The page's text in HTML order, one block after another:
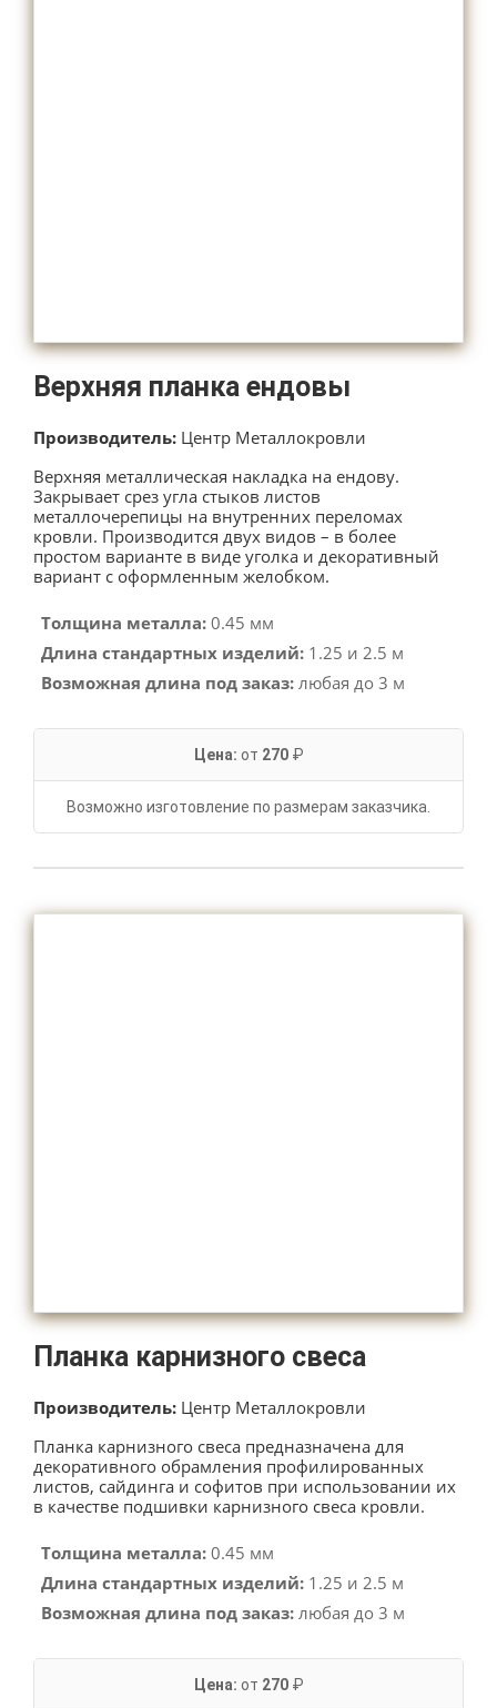
Верхняя планка ендовы
Производитель: Центр Металлокровли
Верхняя металлическая накладка на ендову.
Закрывает срез угла стыков листов
металлочерепицы на внутренних переломах
кровли. Производится двух видов – в более
простом варианте в виде уголка и декоративный
вариант с оформленным желобком.
Толщина металла: 0.45 мм
Длина стандартных изделий: 1.25 и 2.5 м
Возможная длина под заказ: любая до 3 м
Цена: от 270₽
Возможно изготовление по размерам заказчика.
Планка карнизного свеса
Производитель: Центр Металлокровли
Планка карнизного свеса предназначена для
декоративного обрамления профилированных
листов, сайдинга и софитов при использовании их
в качестве подшивки карнизного свеса кровли.
Толщина металла: 0.45 мм
Длина стандартных изделий: 1.25 и 2.5 м
Возможная длина под заказ: любая до 3 м
Цена: от 270₽